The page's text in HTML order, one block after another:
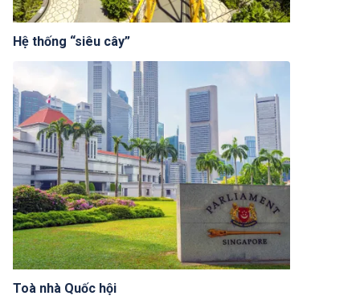
Hệ thống “siêu cây”
Toà nhà Quốc hội